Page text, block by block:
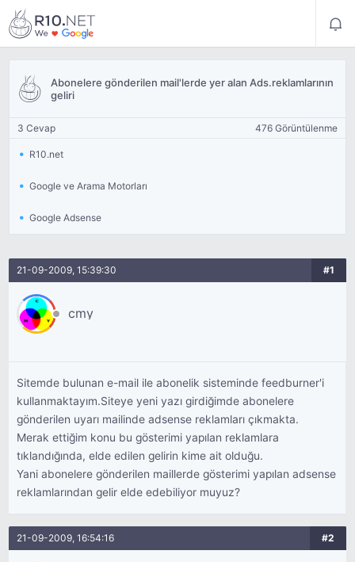
Abonelere gönderilen mail'lerde yer alan Ads.reklamlarının
geliri
3 Cevap 476 Görüntülenme
R10.net
Google ve Arama Motorları
Google Adsense
21-09-2009, 15:39:30 #1
cmy
Sitemde bulunan e-mail ile abonelik sisteminde feedburner'i
kullanmaktayım.Siteye yeni yazı girdiğimde abonelere
gönderilen uyarı mailinde adsense reklamları çıkmakta.
Merak ettiğim konu bu gösterimi yapılan reklamlara
tıklandığında, elde edilen gelirin kime ait olduğu.
Yani abonelere gönderilen maillerde gösterimi yapılan adsense
reklamlarından gelir elde edebiliyor muyuz?
21-09-2009, 16:54:16 #2